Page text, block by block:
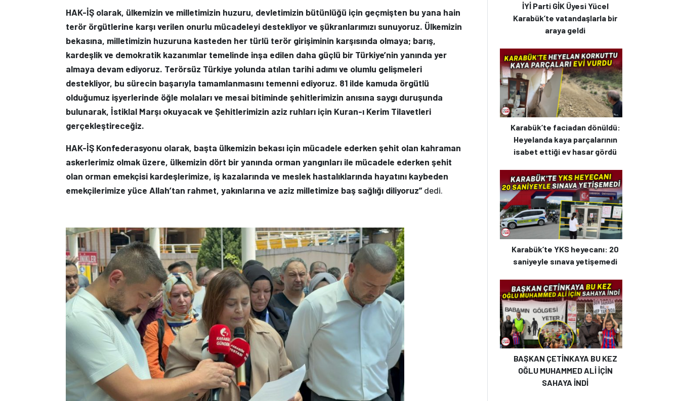
HAK-İŞ olarak, ülkemizin ve milletimizin huzuru, devletimizin bütünlüğü için geçmişten bu yana hain
terör örgütlerine karşı verilen onurlu mücadeleyi destekliyor ve şükranlarımızı sunuyoruz. Ülkemizin
bekasına, milletimizin huzuruna kasteden her türlü terör girişiminin karşısında olmaya; barış,
kardeşlik ve demokratik kazanımlar temelinde inşa edilen daha güçlü bir Türkiye’nin yanında yer
almaya devam ediyoruz. Terörsüz Türkiye yolunda atılan tarihi adımı ve olumlu gelişmeleri
destekliyor, bu sürecin başarıyla tamamlanmasını temenni ediyoruz. 81 ilde kamuda örgütlü
olduğumuz işyerlerinde öğle molaları ve mesai bitiminde şehitlerimizin anısına saygı duruşunda
bulunarak, İstiklal Marşı okuyacak ve Şehitlerimizin aziz ruhları için Kuran-ı Kerim Tilavetleri
gerçekleştireceğiz.
HAK-İŞ Konfederasyonu olarak, başta ülkemizin bekası için mücadele ederken şehit olan kahraman
askerlerimiz olmak üzere, ülkemizin dört bir yanında orman yangınları ile mücadele ederken şehit
olan orman emekçisi kardeşlerimize, iş kazalarında ve meslek hastalıklarında hayatını kaybeden
emekçilerimize yüce Allah’tan rahmet, yakınlarına ve aziz milletimize baş sağlığı diliyoruz”dedi.
İYİ Parti GİK Üyesi Yücel
Karabük’te vatandaşlarla bir
araya geldi
Karabük’te faciadan dönüldü:
Heyelanda kaya parçalarının
isabet ettiği ev hasar gördü
Karabük’te YKS heyecanı: 20
saniyeyle sınava yetişemedi
BAŞKAN ÇETİNKAYA BU KEZ
OĞLU MUHAMMED ALİ İÇİN
SAHAYA İNDİ